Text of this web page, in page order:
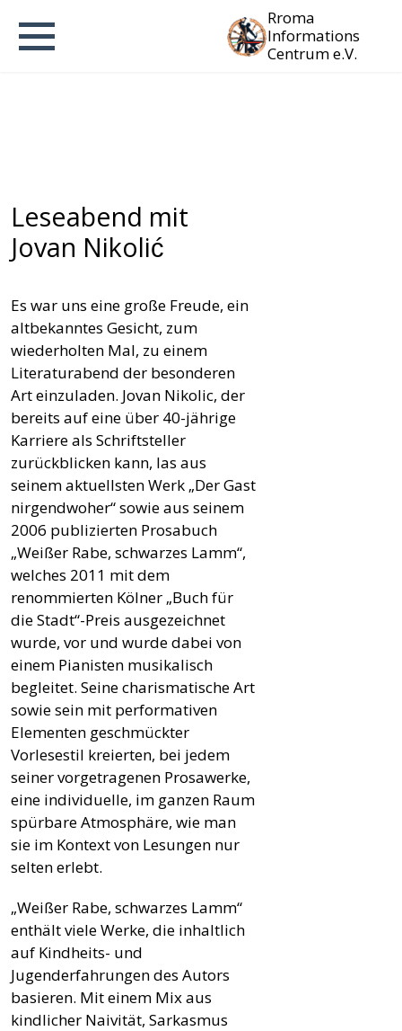
Rroma
Informations
Centrum e.V.
Leseabend mit
Jovan Nikolić
Es war uns eine große Freude, ein
altbekanntes Gesicht, zum
wiederholten Mal, zu einem
Literaturabend der besonderen
Art einzuladen. Jovan Nikolic, der
bereits auf eine über 40-jährige
Karriere als Schriftsteller
zurückblicken kann, las aus
seinem aktuellsten Werk „Der Gast
nirgendwoher“ sowie aus seinem
2006 publizierten Prosabuch
„Weißer Rabe, schwarzes Lamm“,
welches 2011 mit dem
renommierten Kölner „Buch für
die Stadt“-Preis ausgezeichnet
wurde, vor und wurde dabei von
einem Pianisten musikalisch
begleitet. Seine charismatische Art
sowie sein mit performativen
Elementen geschmückter
Vorlesestil kreierten, bei jedem
seiner vorgetragenen Prosawerke,
eine individuelle, im ganzen Raum
spürbare Atmosphäre, wie man
sie im Kontext von Lesungen nur
selten erlebt.
„Weißer Rabe, schwarzes Lamm“
enthält viele Werke, die inhaltlich
auf Kindheits- und
Jugenderfahrungen des Autors
basieren. Mit einem Mix aus
kindlicher Naivität, Sarkasmus